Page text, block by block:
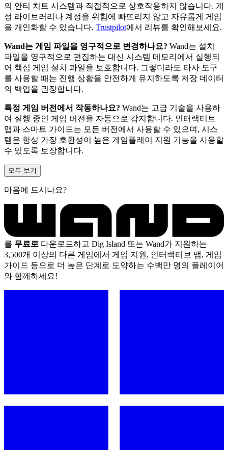
의 안티 치트 시스템과 직접적으로 상호작용하지 않습니다. 계
정 라이브러리나 계정을 위험에 빠뜨리지 않고 자유롭게 게임
을 개인화할 수 있습니다. Trustpilot에서 리뷰를 확인해보세요.
Wand는 게임 파일을 영구적으로 변경하나요? Wand는 설치
파일을 영구적으로 편집하는 대신 시스템 메모리에서 실행되
어 핵심 게임 설치 파일을 보호합니다. 그렇더라도 타사 도구
를 사용할 때는 진행 상황을 안전하게 유지하도록 저장 데이터
의 백업을 권장합니다.
특정 게임 버전에서 작동하나요? Wand는 고급 기술을 사용하
여 실행 중인 게임 버전을 자동으로 감지합니다. 인터랙티브
맵과 스마트 가이드는 모든 버전에서 사용할 수 있으며, 시스
템은 항상 가장 호환성이 높은 게임플레이 지원 기능을 사용할
수 있도록 보장합니다.
모두 보기
마음에 드시나요?
를 무료로 다운로드하고 Dig Island 또는 Wand가 지원하는
3,500개 이상의 다른 게임에서 게임 지원, 인터랙티브 맵, 게임
가이드 등으로 더 높은 단계로 도약하는 수백만 명의 플레이어
와 함께하세요!